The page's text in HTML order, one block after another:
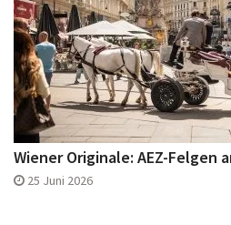
Wiener Originale: AEZ-Felgen
25 Juni 2026